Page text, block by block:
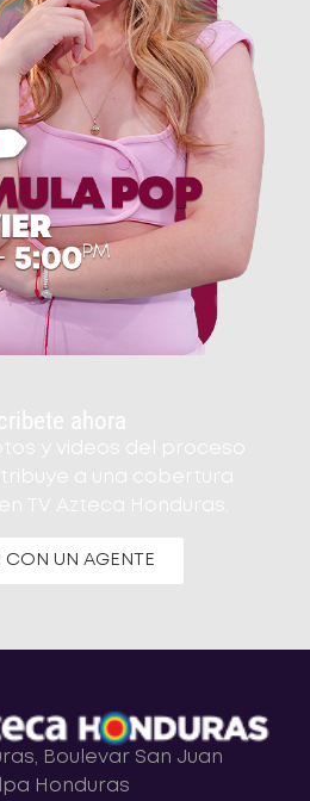
ahora
y videos del proceso
a una cobertura
TV Azteca Honduras.
CON UN AGENTE
Boulevar San Juan
Honduras